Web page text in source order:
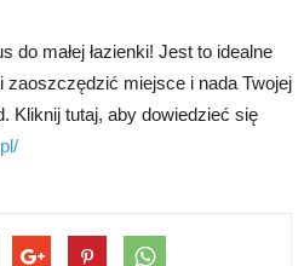
do małej łazienki! Jest to idealne
zaoszczędzić miejsce i nada Twojej
Kliknij tutaj, aby dowiedzieć się